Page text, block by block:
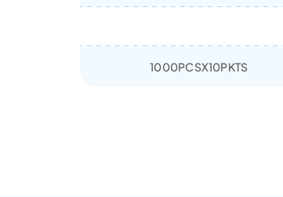
1000PCSX10PKTS